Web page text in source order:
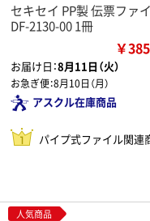
セキセイ PP製 伝票ファ
DF-2130-00 1冊
￥385
お届け日：8月11日（火）
お急ぎ便：8月10日（月）
アスクル在庫商品
パイプ式ファイル関連
人気商品